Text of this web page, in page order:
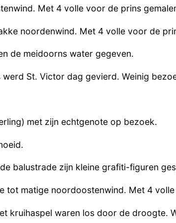
Met 4 volle voor de prins
noordenwind. Met 4 volle voor de
de meidoorns water gegeven.
werd St. Victor dag gevierd. Weinig
met zijn echtgenote op bezoek.
balustrade zijn kleine grafiti-figuren
tot matige noordoostenwind. Met 4
kruihaspel waren los door de droogte.